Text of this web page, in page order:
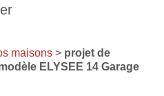
maisons > projet de
ELYSEE 14 Garage